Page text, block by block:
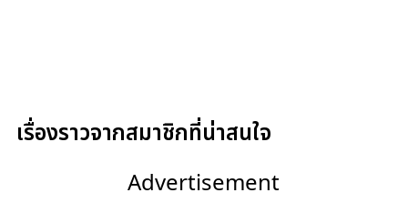
เรื่องราวจากสมาชิกที่น่าสนใจ
Advertisement